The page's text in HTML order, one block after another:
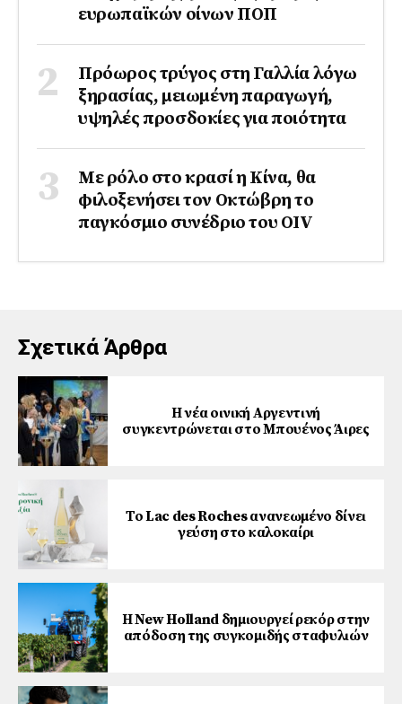
ευρωπαϊκών οίνων ΠΟΠ
Πρόωρος τρύγος στη Γαλλία λόγω
ξηρασίας, μειωμένη παραγωγή,
υψηλές προσδοκίες για ποιότητα
Με ρόλο στο κρασί η Κίνα, θα
φιλοξενήσει τον Οκτώβρη το
παγκόσμιο συνέδριο του ΟΙV
Σχετικά Άρθρα
Η νέα οινική Αργεντινή
συγκεντρώνεται στο Μπουένος Άιρες
Το Lac des Roches ανανεωμένο δίνει
γεύση στο καλοκαίρι
Η New Holland δημιουργεί ρεκόρ στην
απόδοση της συγκομιδής σταφυλιών